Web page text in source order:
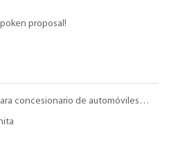
proposal!
concesionario de automóviles